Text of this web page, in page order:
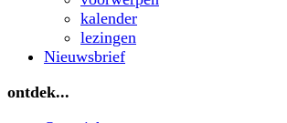
kalender
lezingen
Nieuwsbrief
ontdek...